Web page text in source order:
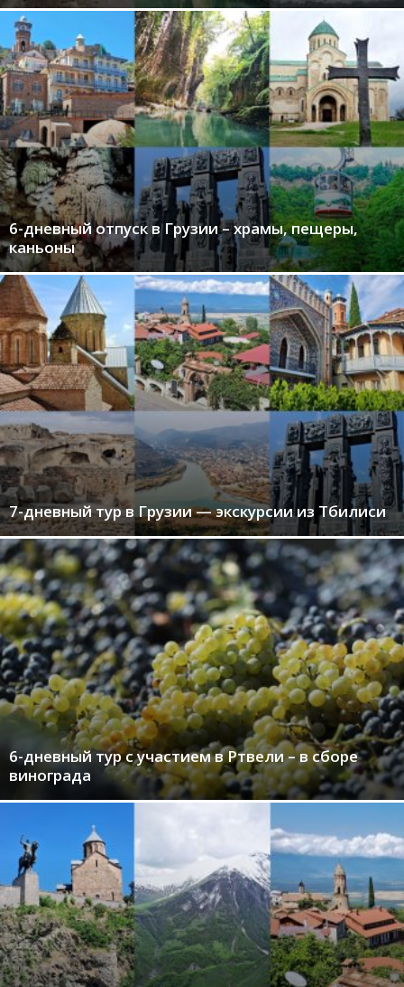
6-дневный отпуск в Грузии – храмы, пещеры,
каньоны
7-дневный тур в Грузии — экскурсии из Тбилиси
6-дневный тур с участием в Ртвели – в сборе
винограда